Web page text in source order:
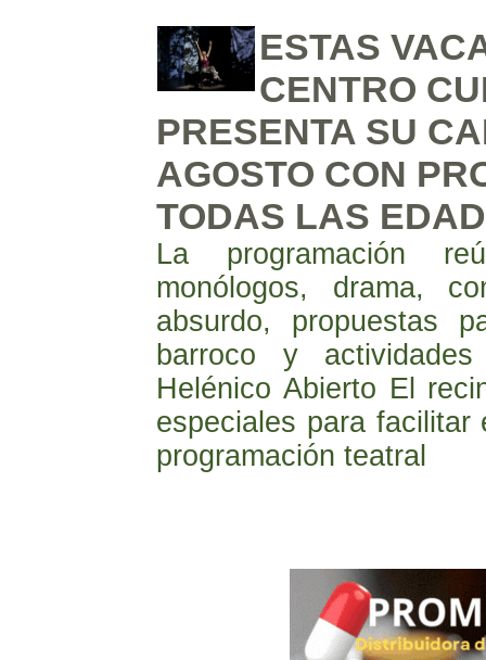
ESTAS
CENTRO
PRESENTA SU
AGOSTO CON
TODAS LAS
La programación
monólogos, drama,
absurdo, propuestas
barroco y
Helénico Abierto El
especiales para
programación teatral